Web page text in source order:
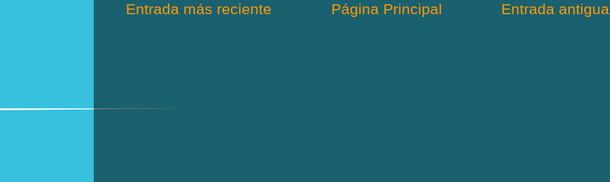
Entrada más reciente Entrada antigua
Página Principal